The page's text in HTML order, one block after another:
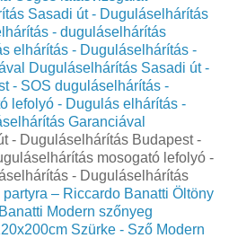
Sasadi út - Duguláselhárítás
- duguláselhárítás
elhárítás - Duguláselhárítás -
Duguláselhárítás Sasadi út -
- SOS duguláselhárítás -
lefolyó - Dugulás elhárítás -
Garanciával
- Duguláselhárítás Budapest -
mosogató lefolyó -
- Duguláselhárítás
– Riccardo Banatti Öltöny
Modern szőnyeg
Szürke - Sző Modern